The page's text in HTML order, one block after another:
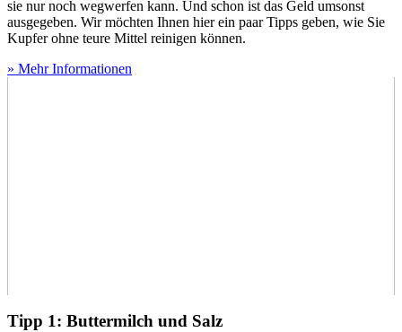
sie nur noch wegwerfen kann. Und schon ist das Geld umsonst
ausgegeben. Wir möchten Ihnen hier ein paar Tipps geben, wie Sie
Kupfer ohne teure Mittel reinigen können.
» Mehr Informationen
Tipp 1: Buttermilch und Salz